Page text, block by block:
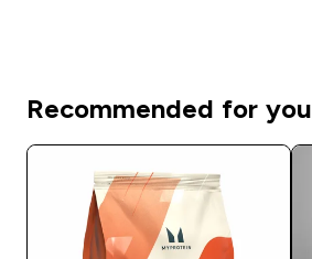
Recommended for you